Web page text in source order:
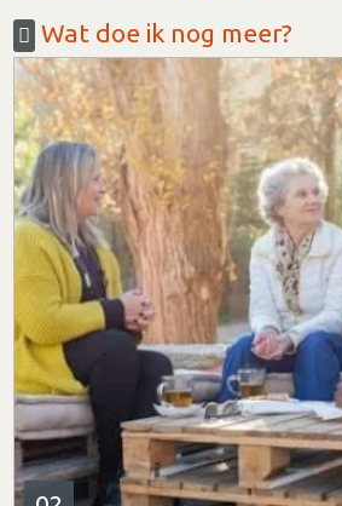
Wat doe ik nog meer?